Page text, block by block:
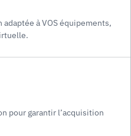
à VOS équipements,
pour garantir l’acquisition